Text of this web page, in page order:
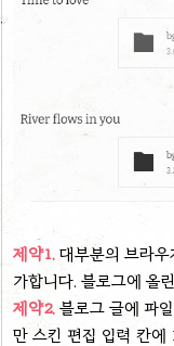
제약1. 대부분의 브라
가합니다. 블로그에 올
제약2. 블로그 글에 파
만 스킨 편집 입력 칸에